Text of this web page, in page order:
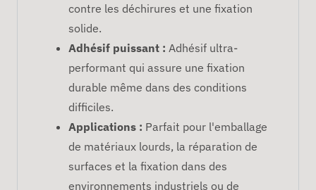
contre les déchirures et une fixation
solide.
Adhésif puissant : Adhésif ultra-
performant qui assure une fixation
durable même dans des conditions
difficiles.
Applications : Parfait pour l'emballage
de matériaux lourds, la réparation de
surfaces et la fixation dans des
environnements industriels ou de